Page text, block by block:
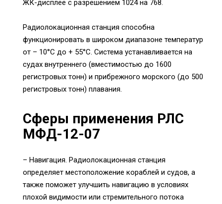
ЖК-дисплее с разрешением 1024 на 768.
Радиолокационная станция способна
функционировать в широком диапазоне температур
от – 10°С до + 55°С. Система устанавливается на
судах внутреннего (вместимостью до 1600
регистровых тонн) и прибрежного морского (до 500
регистровых тонн) плавания.
Сферы применения РЛС
МФД-12-07
– Навигация. Радиолокационная станция
определяет местоположение кораблей и судов, а
также поможет улучшить навигацию в условиях
плохой видимости или стремительного потока